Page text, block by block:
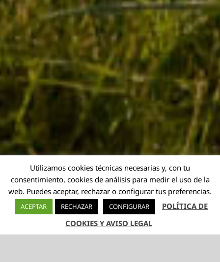
Utilizamos cookies técnicas necesarias y, con tu
consentimiento, cookies de análisis para medir el uso de la
web. Puedes aceptar, rechazar o configurar tus preferencias.
ACEPTAR RECHAZAR CONFIGURAR
POLÍTICA DE
COOKIES Y AVISO LEGAL